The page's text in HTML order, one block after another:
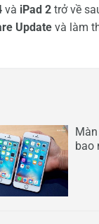
và iPad 2 trở về
Update và làm
bao